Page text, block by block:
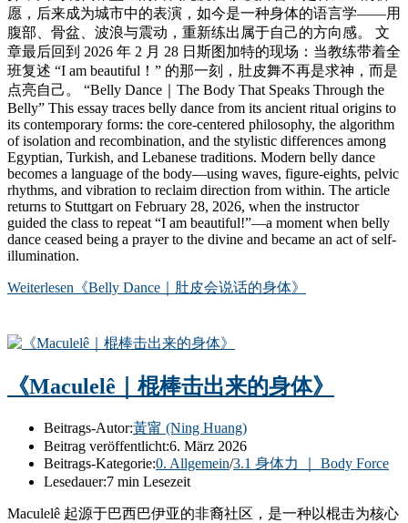
愿，后来成为城市中的表演，如今是一种身体的语言学——用
腹部、骨盆、波浪与震动，重新练出属于自己的方向感。 文
章最后回到 2026 年 2 月 28 日斯图加特的现场：当教练带着全
班复述 “I am beautiful！” 的那一刻，肚皮舞不再是求神，而是
点亮自己。 “Belly Dance｜The Body That Speaks Through the
Belly” This essay traces belly dance from its ancient ritual origins to
its contemporary forms: the core-centered philosophy, the algorithm
of isolation and recombination, and the stylistic differences among
Egyptian, Turkish, and Lebanese traditions. Modern belly dance
becomes a language of the body—using waves, figure-eights, pelvic
rhythms, and vibration to reclaim direction from within. The article
returns to Stuttgart on February 28, 2026, when the instructor
guided the class to repeat “I am beautiful!”—a moment when belly
dance ceased being a prayer to the divine and became an act of self-
illumination.
Weiterlesen 《Belly Dance｜肚皮会说话的身体》
《Maculelê｜棍棒击出来的身体》
Beitrags-Autor:黃甯 (Ning Huang)
Beitrag veröffentlicht:6. März 2026
Beitrags-Kategorie:0. Allgemein/3.1 身体力 ｜ Body Force
Lesedauer:7 min Lesezeit
Maculelê 起源于巴西巴伊亚的非裔社区，是一种以棍击为核心